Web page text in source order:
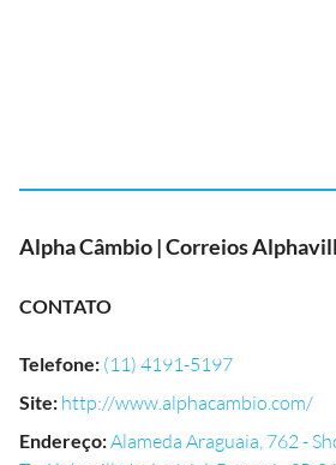
Alpha Câmbio | Correios
CONTATO
Telefone: (11) 4191-5197
Site: http://www.alphacambio.com/
Endereço:Alameda Araguaia, 762 -